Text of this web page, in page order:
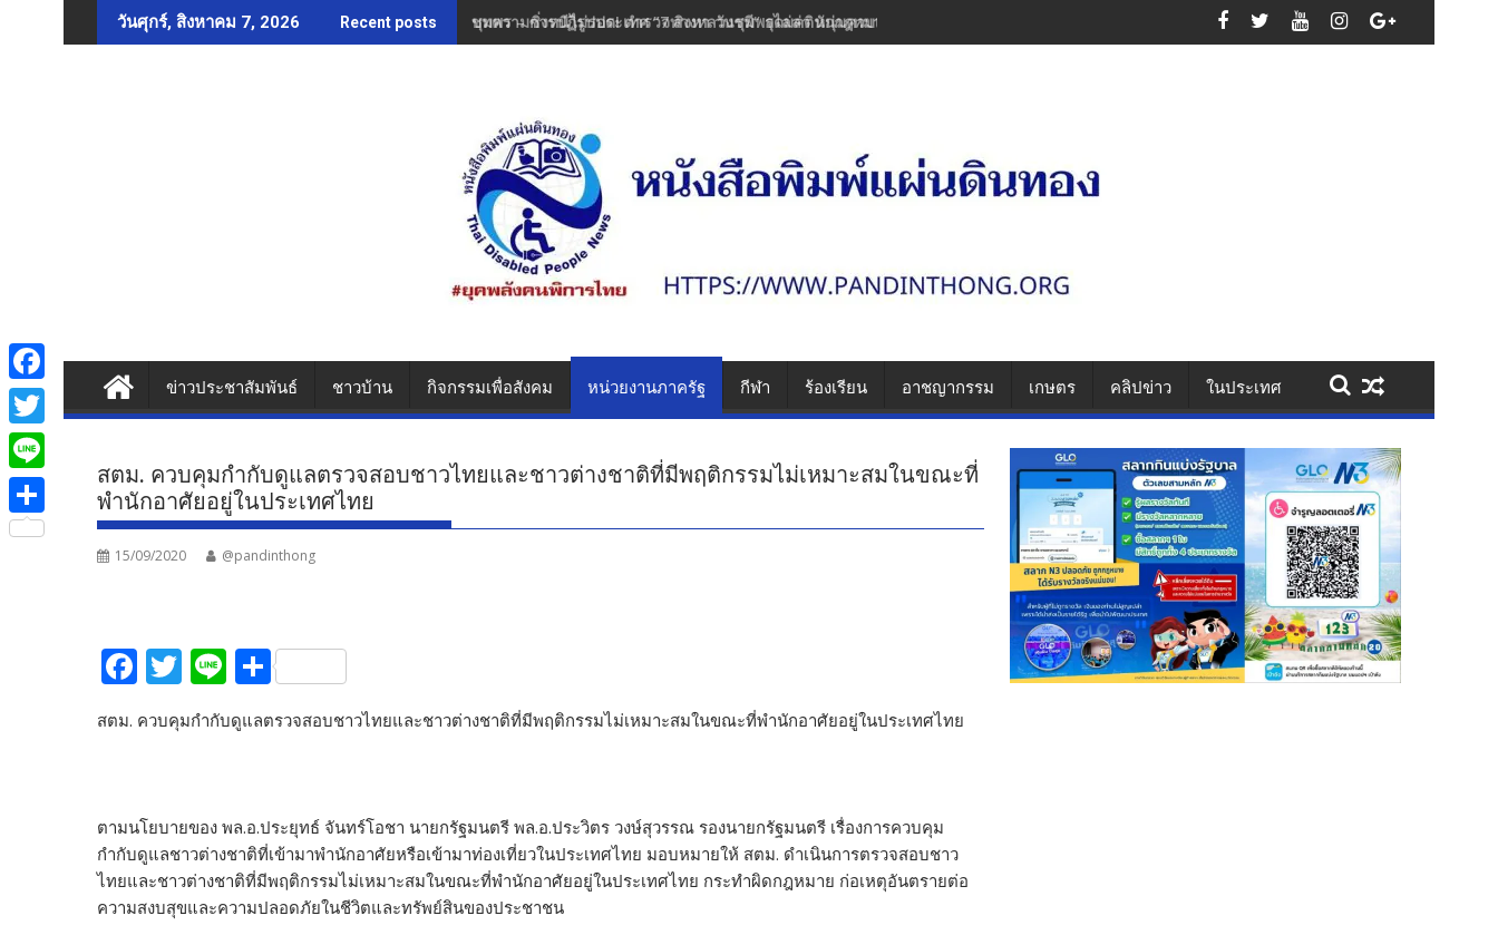
to
วันศุกร์, สิงหาคม 7, 2026 Recent posts ชุมพร – ซิ่งหนีไม่รอด! ตำรวจทางหลวงชุมพรไล่ล่า หนุ่มควบเวฟแต่งซิ่งพุ่งชนเสาไฟ รวบคาเพชรเกษม ยึดไอซ์ 1.1 กก. ยาบ้า 61 เม็ด สารภาพรับจ้างส่งยา
ข่าวประชาสัมพันธ์ ชาวบ้าน กิจกรรมเพื่อสังคม หน่วยงานภาครัฐ กีฬา ร้องเรียน อาชญากรรม เกษตร คลิปข่าว ในประเทศ
สตม. ควบคุมกำกับดูแลตรวจสอบชาวไทยและชาวต่างชาติที่มีพฤติกรรมไม่เหมาะสมในขณะที่
พำนักอาศัยอยู่ในประเทศไทย
15/09/2020 @pandinthong
F
e
o
o
k
T
w
itt
Li
e
S
ar
สตม. ควบคุมกำกับดูแลตรวจสอบชาวไทยและชาวต่างชาติที่มีพฤติกรรมไม่เหมาะสมในขณะที่พำนักอาศัยอยู่ในประเทศไทย
ตามนโยบายของ พล.อ.ประยุทธ์ จันทร์โอชา นายกรัฐมนตรี พล.อ.ประวิตร วงษ์สุวรรณ รองนายกรัฐมนตรี เรื่องการควบคุม
กำกับดูแลชาวต่างชาติที่เข้ามาพำนักอาศัยหรือเข้ามาท่องเที่ยวในประเทศไทย มอบหมายให้ สตม. ดำเนินการตรวจสอบชาว
ไทยและชาวต่างชาติที่มีพฤติกรรมไม่เหมาะสมในขณะที่พำนักอาศัยอยู่ในประเทศไทย กระทำผิดกฎหมาย ก่อเหตุอันตรายต่อ
ความสงบสุขและความปลอดภัยในชีวิตและทรัพย์สินของประชาชน
F
a
c
e
b
T
w
i
L
iS